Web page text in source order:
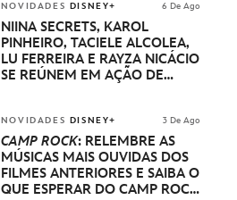
NOVIDADES DISNEY+ 6 De Ago
NIINA SECRETS, KAROL
PINHEIRO, TACIELE ALCOLEA,
LU FERREIRA E RAYZA NICÁCIO
SE REÚNEM EM AÇÃO DE
NOVIDADES DISNEY+ 3 De Ago
CAMP ROCK: RELEMBRE AS
MÚSICAS MAIS OUVIDAS DOS
FILMES ANTERIORES E SAIBA O
QUE ESPERAR DO CAMP ROCK